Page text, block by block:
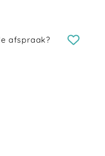
afspraak?